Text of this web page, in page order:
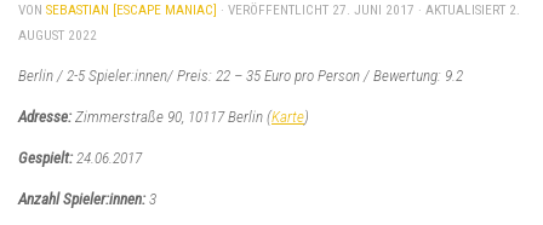
VON SEBASTIAN [ESCAPE MANIAC] · VERÖFFENTLICHT 27. JUNI 2017 · AKTUALISIERT 2.
AUGUST 2022
Berlin / 2-5 Spieler:innen/ Preis: 22 – 35 Euro pro Person / Bewertung: 9.2
Adresse: Zimmerstraße 90, 10117 Berlin (Karte)
Gespielt: 24.06.2017
Anzahl Spieler:innen: 3